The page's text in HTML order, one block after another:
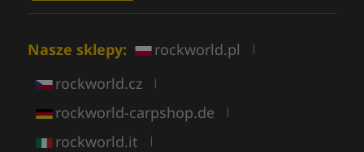
Nasze sklepy: rockworld.pl |
rockworld.cz |
rockworld-carpshop.de |
rockworld.it |